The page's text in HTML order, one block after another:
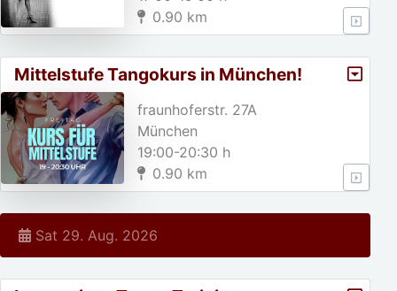
0.90 km
Mittelstufe Tangokurs in München!
fraunhoferstr. 27A
München
19:00-20:30 h
0.90 km
Sat 29. Aug. 2026